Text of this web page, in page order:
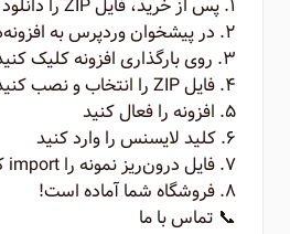
۱. پس از خرید، فایل ZIP را دانلود کنید
۲. در پیشخوان وردپرس به افزونه‌ها > افزودن بروید
۳. روی بارگذاری افزونه کلیک کنید
۴. فایل ZIP را انتخاب و نصب کنید
۵. افزونه را فعال کنید
۶. کلید لایسنس را وارد کنید
۷. فایل درون‌ریز نمونه را import کنید
۸. فروشگاه شما آماده است!
📞 تماس با ما